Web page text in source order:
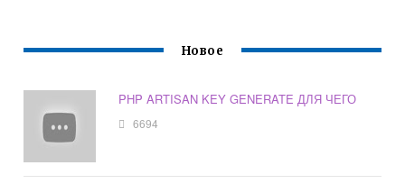
Новое
PHP ARTISAN KEY GENERATE ДЛЯ ЧЕГО
6694